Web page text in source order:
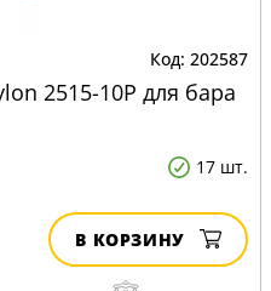
202587
2515-10P для бара
17 шт.
В КОРЗИНУ